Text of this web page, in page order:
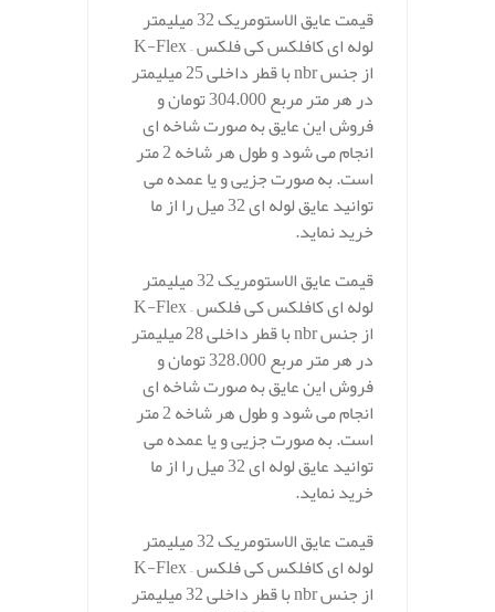
قیمت عایق الاستومریک 32 میلیمتر
لوله ای کافلکس کی فلکس – K-Flex
از جنس nbr با قطر داخلی 25 میلیمتر
در هر متر مربع 304.000 تومان و
فروش این عایق به صورت شاخه ای
انجام می شود و طول هر شاخه 2 متر
است. به صورت جزیی و یا عمده می
توانید عایق لوله ای 32 میل را از ما
خرید نماید.
قیمت عایق الاستومریک 32 میلیمتر
لوله ای کافلکس کی فلکس – K-Flex
از جنس nbr با قطر داخلی 28 میلیمتر
در هر متر مربع 328.000 تومان و
فروش این عایق به صورت شاخه ای
انجام می شود و طول هر شاخه 2 متر
است. به صورت جزیی و یا عمده می
توانید عایق لوله ای 32 میل را از ما
خرید نماید.
قیمت عایق الاستومریک 32 میلیمتر
لوله ای کافلکس کی فلکس – K-Flex
از جنس nbr با قطر داخلی 32 میلیمتر